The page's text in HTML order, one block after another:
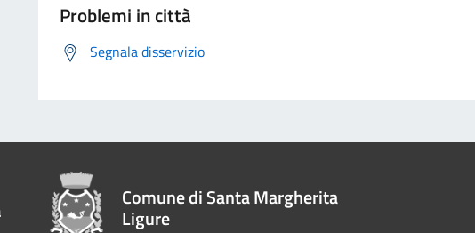
Problemi in città
Segnala disservizio
Comune di Santa Margherita
Ligure